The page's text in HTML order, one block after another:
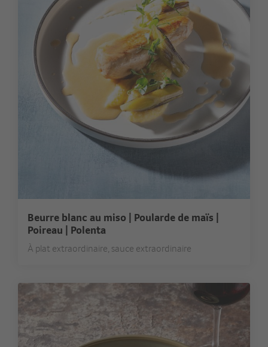
Beurre blanc au miso | Poularde de maïs |
Poireau | Polenta
À plat extraordinaire, sauce extraordinaire